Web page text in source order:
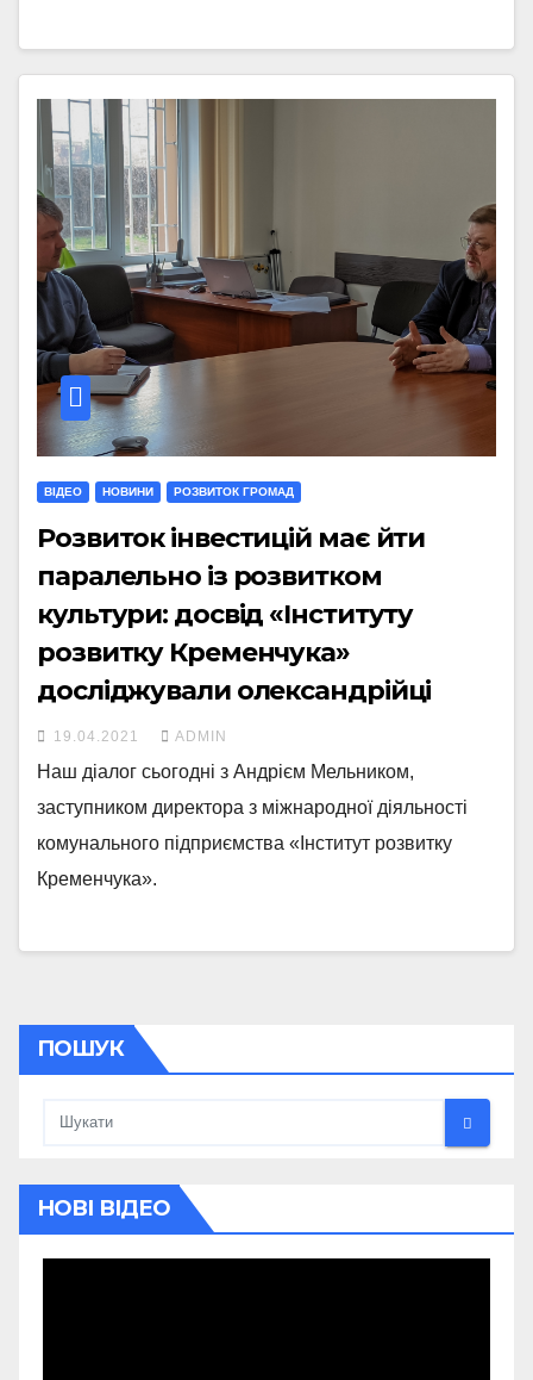
ВІДЕО НОВИНИ РОЗВИТОК ГРОМАД
Розвиток інвестицій має йти
паралельно із розвитком
культури: досвід «Інституту
розвитку Кременчука»
досліджували олександрійці
19.04.2021 ADMIN
Наш діалог сьогодні з Андрієм Мельником,
заступником директора з міжнародної діяльності
комунального підприємства «Інститут розвитку
Кременчука».
ПОШУК
НОВІ ВІДЕО